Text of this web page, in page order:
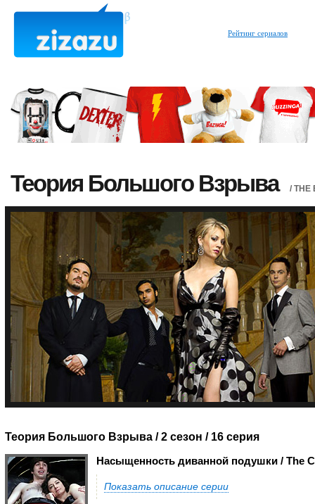
Рейтинг сериалов
Теория Большого Взрыва / THE
Теория Большого Взрыва / 2 сезон / 16 серия
Насыщенность диванной подушки / The
Показать описание серии